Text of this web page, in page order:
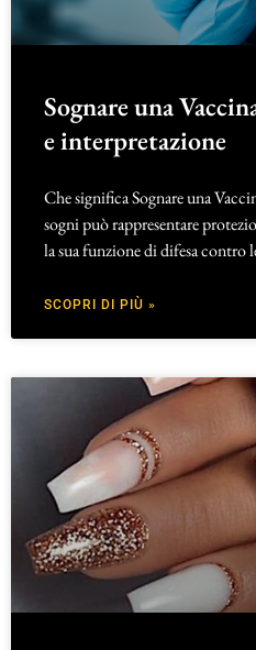
Sognare una
e interpretazione
Che significa Sognare una
sogni può rappresentare
la sua funzione di difesa contro
SCOPRI DI PIÙ »